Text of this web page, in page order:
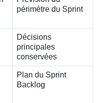
périmètre du Sprint
Décisions
principales
conservées
Plan du Sprint
Backlog